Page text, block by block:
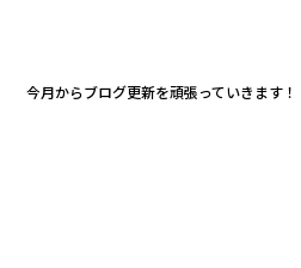
今月からブログ更新を頑張っていきます！